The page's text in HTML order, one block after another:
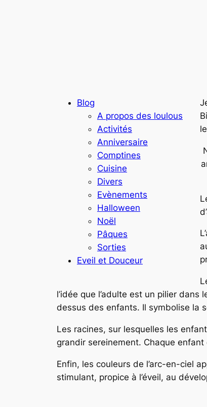
Blog
A propos des loulous
Activités
Anniversaire
Comptines
Cuisine
Divers
Evènements
Halloween
Noël
Pâques
Sorties
Eveil et Douceur
l’idée que l’adulte est un pilier
dessus des enfants. Il symbolise la
Les racines, sur lesquelles les
grandir sereinement. Chaque enfant
Enfin, les couleurs de l’arc-en-ciel
stimulant, propice à l’éveil, au